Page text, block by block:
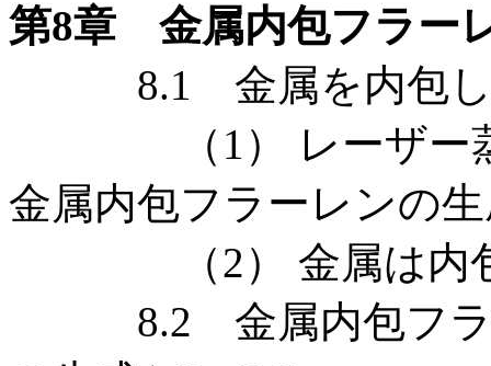
第8章 金属内包フラー
8.1 金属を内包し
（1） レーザー蒸
金属内包フラーレンの
（2） 金属は内包
8.2 金属内包フラー